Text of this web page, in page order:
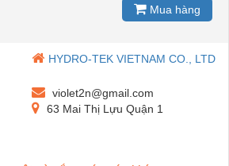
Mua hàng
HYDRO-TEK VIETNAM CO., LTD
violet2n@gmail.com
63 Mai Thị Lựu Quận 1